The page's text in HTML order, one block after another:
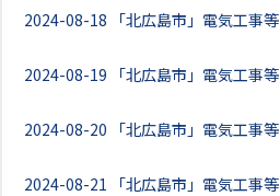
2024-08-18 「北広島市」電気工事等
2024-08-19 「北広島市」電気工事等
2024-08-20 「北広島市」電気工事等
2024-08-21 「北広島市」電気工事等